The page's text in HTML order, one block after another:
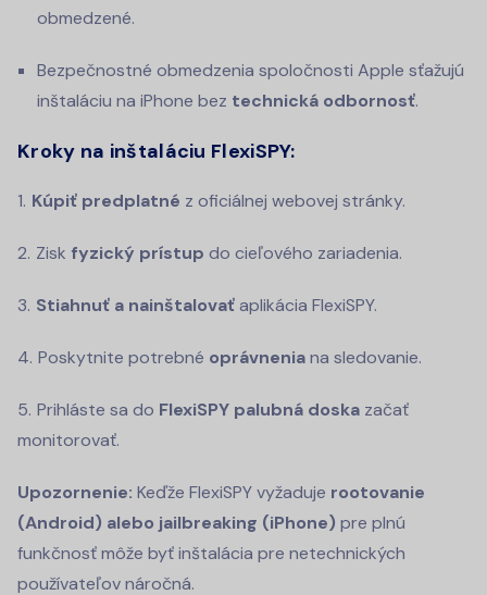
obmedzené.
Bezpečnostné obmedzenia spoločnosti Apple sťažujú
inštaláciu na iPhone bez technická odbornosť.
Kroky na inštaláciu FlexiSPY:
Kúpiť predplatné z oficiálnej webovej stránky.
Zisk fyzický prístup do cieľového zariadenia.
Stiahnuť a nainštalovaťaplikácia FlexiSPY.
Poskytnite potrebné oprávneniana sledovanie.
Prihláste sa do FlexiSPY palubná doska začať
monitorovať.
Upozornenie: Keďže FlexiSPY vyžaduje rootovanie
(Android) alebo jailbreaking (iPhone) pre plnú
funkčnosť môže byť inštalácia pre netechnických
používateľov náročná.